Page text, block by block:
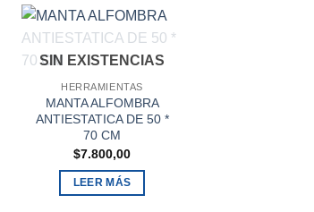
SIN EXISTENCIAS
HERRAMIENTAS
MANTA ALFOMBRA
ANTIESTATICA DE 50 *
70 CM
$7.800,00
LEER MÁS